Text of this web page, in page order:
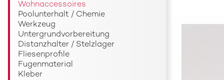
Wohnaccessoires
Poolunterhalt / Chemie
Werkzeug
Untergrundvorbereitung
Distanzhalter / Stelzlager
Fliesenprofile
Fugenmaterial
Kleber